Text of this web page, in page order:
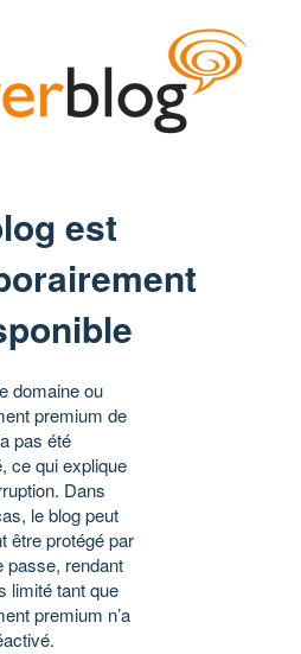
est
domaine ou
premium de
pas été
ce qui explique
Dans
le blog peut
être protégé par
passe, rendant
limité tant que
premium n’a